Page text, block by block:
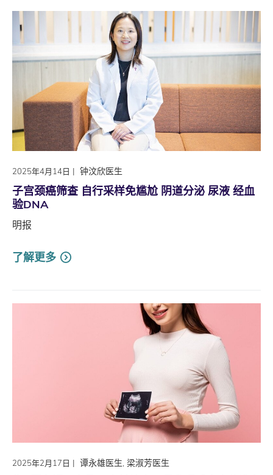
2025年4月14日 | 钟汶欣医生
子宫颈癌筛查 自行采样免尴尬 阴道分泌 尿液 经血
验DNA
明报
了解更多
2025年2月17日 | 谭永雄医生, 梁淑芳医生